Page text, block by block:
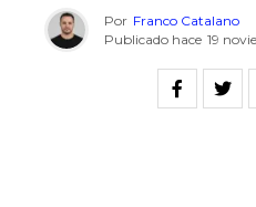
Por Franco Catalano
Publicado hace 19